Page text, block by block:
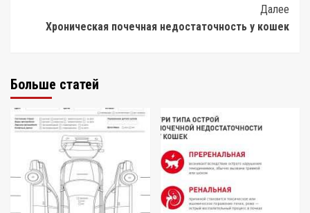
Далее
Хроническая почечная недостаточность у кошек
Больше статей